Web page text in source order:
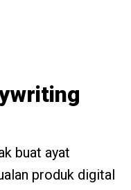
buat ayat
produk digital